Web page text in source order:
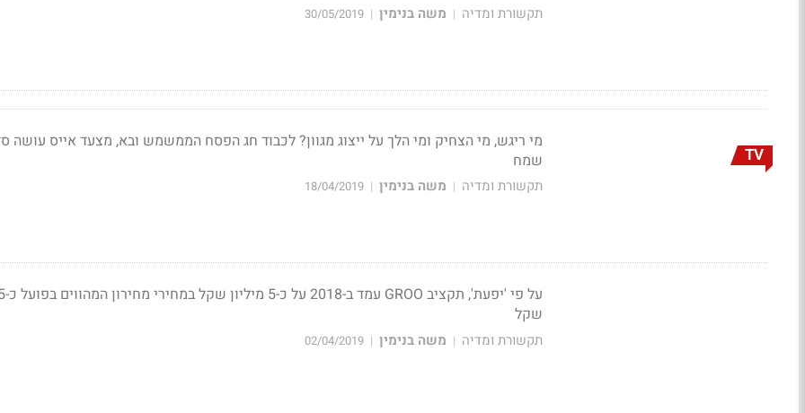
תקשורת ומדיה | משה בנימין |
30/05/2019
TV
מי ריגש, מי הצחיק ומי הלך על ייצוג מגוון? לכבוד חג הפסח הממשמש ובא, מצעד אייס עושה
שמח
תקשורת ומדיה | משה בנימין |
18/04/2019
שקל
תקשורת ומדיה | משה בנימין |
02/04/2019